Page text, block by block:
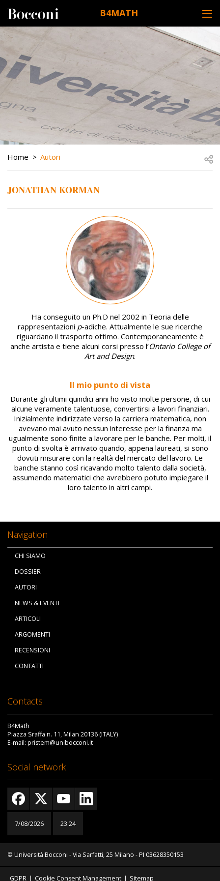
B4MATH
DESK NAVIGATION
BREADCRUMB
Home Autori
JONATHAN KORMAN
Ha conseguito un Ph.D nel 2002 in Teoria delle
rappresentazioni p-adiche. Attualmente le sue ricerche
riguardano il trasporto ottimo. Contemporaneamente è
anche artista e tiene alcuni corsi presso l’Ontario College of
Art and Design.
Il mio punto di vista
Durante gli ultimi quindici anni ho visto molte persone, di cui
alcune veramente talentuose, convertirsi a lavori finanziari.
Inizialmente indirizzate verso la carriera matematica, non
avevano mai avuto nessun interesse per la finanza ma
ugualmente sono finite a lavorare per le banche. Per molti, il
punto di svolta è arrivato quando, appena laureati, si sono
dovuti misurare con la realtà del mercato del lavoro. Le
banche stanno così ricavando molto talento dalla società,
assumendo matematici che avrebbero potuto impiegare il
loro talento in altri campi.
Navigation
CHI SIAMO
DOSSIER
AUTORI
NEWS & EVENTI
ARTICOLI
ARGOMENTI
RECENSIONI
CONTATTI
Contacts
B4Math
Piazza Sraffa n. 11, Milan 20136 (ITALY)
E-mail: pristem@unibocconi.it
Social network
7/08/2026 23:24
© Università Bocconi - Via Sarfatti, 25 Milano - PI 03628350153
GDPR | Cookie Consent Management | Sitemap